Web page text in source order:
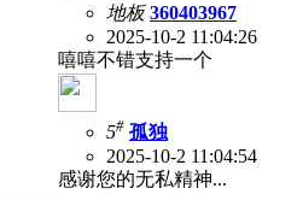
地板 360403967
2025-10-2 11:04:26
嘻嘻不错支持一个
5# 孤独
2025-10-2 11:04:54
感谢您的无私精神...